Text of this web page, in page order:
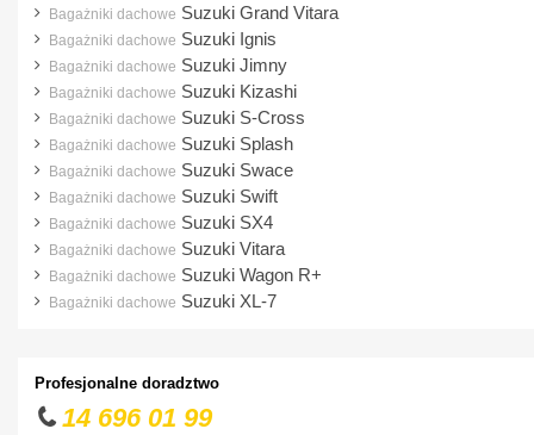
Ford
Honda
Hyundai
Infiniti
Isuzu
Iveco
Jeep
Lancia
Land Rover
Bagażniki dachowe Suzuki Grand Vitara
Bagażniki dachowe Suzuki Ignis
Bagażniki dachowe Suzuki Jimny
Bagażniki dachowe Suzuki Kizashi
Bagażniki dachowe Suzuki S-Cross
Bagażniki dachowe Suzuki Splash
Bagażniki dachowe Suzuki Swace
Bagażniki dachowe Suzuki Swift
Bagażniki dachowe Suzuki SX4
Bagażniki dachowe Suzuki Vitara
Bagażniki dachowe Suzuki Wagon R+
Bagażniki dachowe Suzuki XL-7
Profesjonalne doradztwo
14 696 01 99